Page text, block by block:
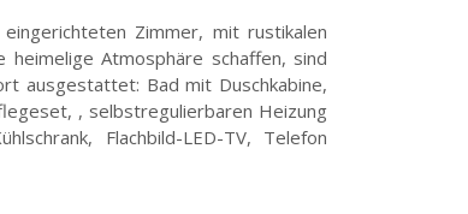
Zimmer, mit rustikalen
heimelige Atmosphäre schaffen, sind
ausgestattet: Bad mit Duschkabine,
, selbstregulierbaren Heizung
Flachbild-LED-TV, Telefon